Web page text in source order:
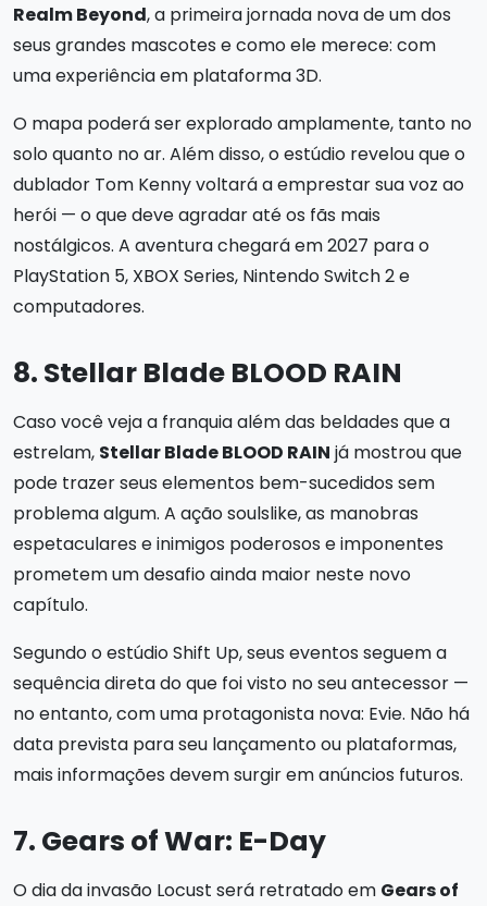
Realm Beyond, a primeira jornada nova de um dos
seus grandes mascotes e como ele merece: com
uma experiência em plataforma 3D.
O mapa poderá ser explorado amplamente, tanto no
solo quanto no ar. Além disso, o estúdio revelou que o
dublador Tom Kenny voltará a emprestar sua voz ao
herói — o que deve agradar até os fãs mais
nostálgicos. A aventura chegará em 2027 para o
PlayStation 5, XBOX Series, Nintendo Switch 2 e
computadores.
8. Stellar Blade BLOOD RAIN
Caso você veja a franquia além das beldades que a
estrelam, Stellar Blade BLOOD RAIN já mostrou que
pode trazer seus elementos bem-sucedidos sem
problema algum. A ação soulslike, as manobras
espetaculares e inimigos poderosos e imponentes
prometem um desafio ainda maior neste novo
capítulo.
Segundo o estúdio Shift Up, seus eventos seguem a
sequência direta do que foi visto no seu antecessor —
no entanto, com uma protagonista nova: Evie. Não há
data prevista para seu lançamento ou plataformas,
mais informações devem surgir em anúncios futuros.
7. Gears of War: E-Day
O dia da invasão Locust será retratado em Gears of